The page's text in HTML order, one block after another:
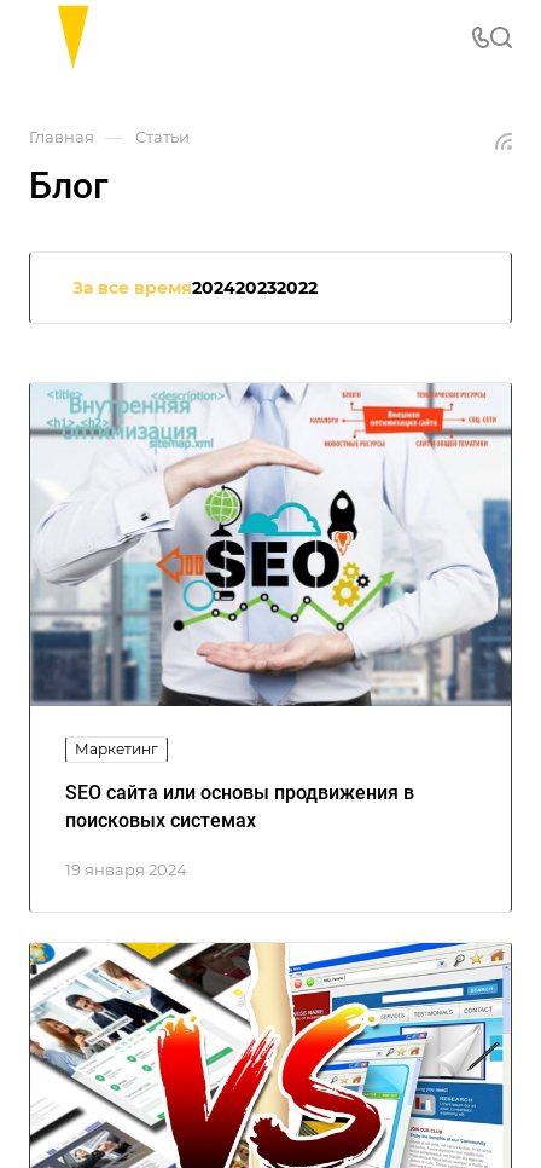
Главная — Статьи
Блог
За все время202420232022
Маркетинг
19 января 2024
SEO сайта или основы продвижения в
поисковых системах